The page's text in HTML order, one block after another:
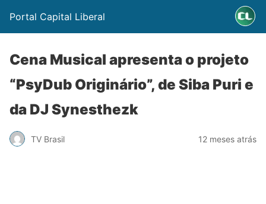
Portal Capital Liberal
Cena Musical apresenta o projeto
“PsyDub Originário”, de Siba Puri e
da DJ Synesthezk
TV Brasil 12 meses atrás